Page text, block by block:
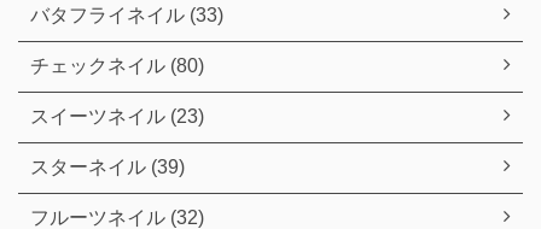
バタフライネイル (33)
チェックネイル (80)
スイーツネイル (23)
スターネイル (39)
フルーツネイル (32)